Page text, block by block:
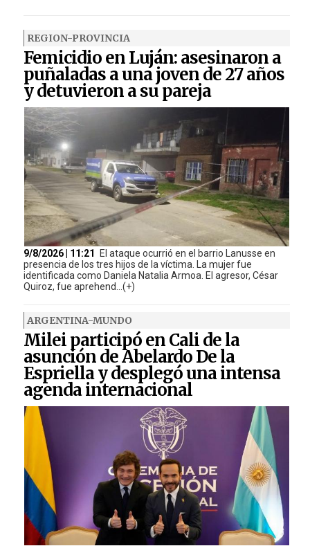
REGION-PROVINCIA
Femicidio en Luján: asesinaron a
puñaladas a una joven de 27 años
y detuvieron a su pareja
9/8/2026 | 11:21
El ataque ocurrió en el barrio Lanusse en
presencia de los tres hijos de la víctima. La mujer fue
identificada como Daniela Natalia Armoa. El agresor, César
Quiroz, fue aprehend...(+)
ARGENTINA-MUNDO
Milei participó en Cali de la
asunción de Abelardo De la
Espriella y desplegó una intensa
agenda internacional